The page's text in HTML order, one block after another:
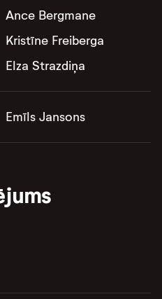
Ance Bergmane
Kristīne Freiberga
Elza Strazdiņa
Emīls Jansons